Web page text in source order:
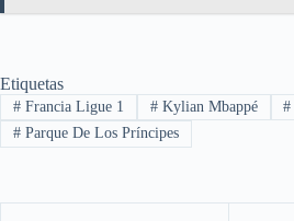
Etiquetas
#Francia Ligue 1 #Kylian Mbappé #
#Parque De Los Príncipes